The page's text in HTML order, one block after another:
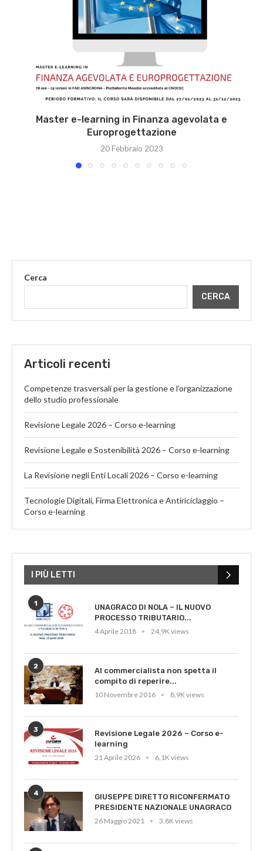
Master e-learning in Finanza agevolata e
Europrogettazione
20 Febbraio 2023
Cerca
CERCA
Articoli recenti
Competenze trasversali per la gestione e l’organizzazione
dello studio professionale
Revisione Legale 2026 – Corso e-learning
Revisione Legale e Sostenibilità 2026 – Corso e-learning
La Revisione negli Enti Locali 2026 – Corso e-learning
Tecnologie Digitali, Firma Elettronica e Antiriciclaggio –
Corso e-learning
I PIÙ LETTI
1
UNAGRACO DI NOLA – IL NUOVO
PROCESSO TRIBUTARIO...
4 Aprile 2018
24,9K views
2
Al commercialista non spetta il
compito di reperire...
10 Novembre 2016
8,9K views
3
Revisione Legale 2026 – Corso e-
learning
21 Aprile 2026
6,1K views
4
GIUSEPPE DIRETTO RICONFERMATO
PRESIDENTE NAZIONALE UNAGRACO
26 Maggio 2021
3,8K views